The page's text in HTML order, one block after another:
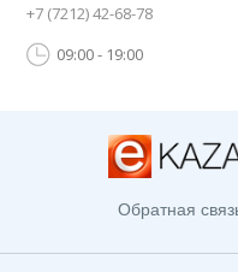
+7 (7212) 42-68-78
09:00 - 19:00
Обратная